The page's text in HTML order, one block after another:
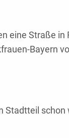
eine Straße in
Bayern
Stadtteil schon